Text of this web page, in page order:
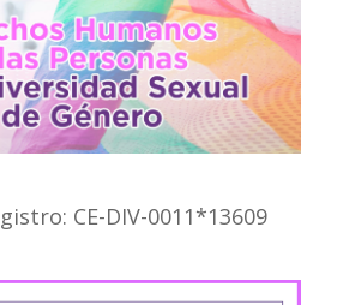
CE-DIV-0011*13609